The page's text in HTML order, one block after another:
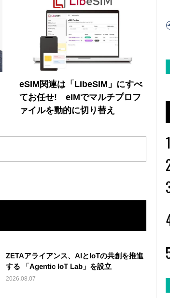
eSIM関連は「LibeSIM」にすべ
てお任せ! eIMでマルチプロフ
ァイルを動的に切り替え
ZETAアライアンス、AIとIoTの共創を推進
する 「Agentic IoT Lab」を設立
2026.08.07